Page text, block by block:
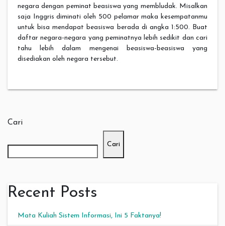
negara dengan peminat beasiswa yang membludak. Misalkan
saja Inggris diminati oleh 500 pelamar maka kesempatanmu
untuk bisa mendapat beasiswa berada di angka 1:500. Buat
daftar negara-negara yang peminatnya lebih sedikit dan cari
tahu lebih dalam mengenai beasiswa-beasiswa yang
disediakan oleh negara tersebut.
Cari
Cari
Recent Posts
Mata Kuliah Sistem Informasi, Ini 5 Faktanya!